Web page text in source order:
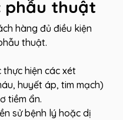
phẫu thuật
hàng đủ điều kiện
thuật.
hiện các xét
huyết áp, tim mạch)
tiềm ẩn.
sử bệnh lý hoặc dị